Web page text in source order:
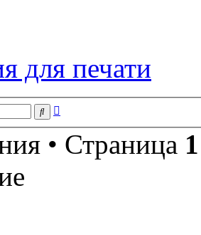
для печати
Поиск
• Страница 1